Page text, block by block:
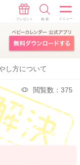
し方について
閲覧数：375